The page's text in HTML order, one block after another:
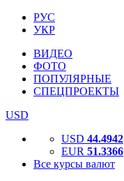
РУС
УКР
ВИДЕО
ФОТО
ПОПУЛЯРНЫЕ
СПЕЦПРОЕКТЫ
USD
USD 44.4942
EUR 51.3366
Все курсы валют